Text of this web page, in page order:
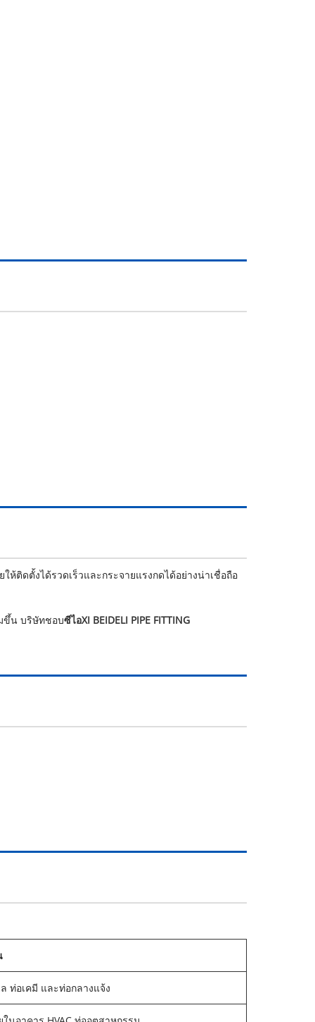
ติดตั้งได้รวดเร็วและกระจายแรงกดได้อย่างน่าเชื่อถือ
ขึ้น บริษัทชอบซีไอXI BEIDELI PIPE FITTING
ท่อเคมี และท่อกลางแจ้ง